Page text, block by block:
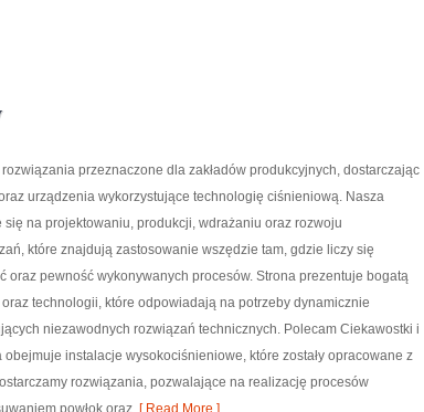
przeznaczone dla zakładów produkcyjnych, dostarczając
urządzenia wykorzystujące technologię ciśnieniową. Nasza
się na projektowaniu, produkcji, wdrażaniu oraz rozwoju
które znajdują zastosowanie wszędzie tam, gdzie liczy się
oraz pewność wykonywanych procesów. Strona prezentuje bogatą
oraz technologii, które odpowiadają na potrzeby dynamicznie
niezawodnych rozwiązań technicznych. Polecam Ciekawostki i
instalacje wysokociśnieniowe, które zostały opracowane z
rozwiązania, pozwalające na realizację procesów
powłok oraz [ Read More ]